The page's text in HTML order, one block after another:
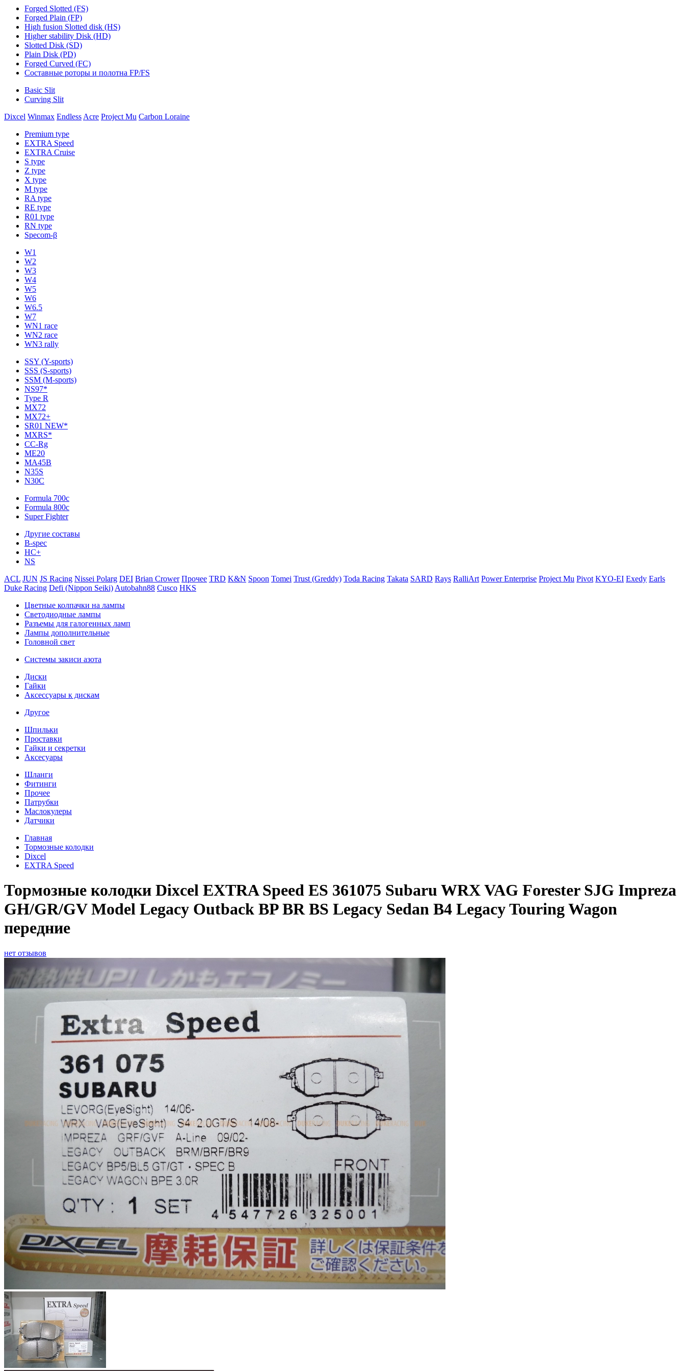
Forged Slotted (FS)
Forged Plain (FP)
High fusion Slotted disk (HS)
Higher stability Disk (HD)
Slotted Disk (SD)
Plain Disk (PD)
Forged Curved (FC)
Составные роторы и полотна FP/FS
Basic Slit
Curving Slit
Dixcel Winmax Endless Acre Project Mu Carbon Loraine
Premium type
EXTRA Speed
EXTRA Cruise
S type
Z type
X type
M type
RA type
RE type
R01 type
RN type
Specom-β
W1
W2
W3
W4
W5
W6
W6.5
W7
WN1 race
WN2 race
WN3 rally
SSY (Y-sports)
SSS (S-sports)
SSM (M-sports)
NS97*
Type R
MX72
MX72+
SR01 NEW*
MXRS*
CC-Rg
ME20
MA45B
N35S
N30C
Formula 700c
Formula 800c
Super Fighter
Другие составы
B-spec
HC+
NS
ACL JUN JS Racing Nissei Polarg DEI Brian Crower Прочее TRD K&N Spoon Tomei Trust (Greddy) Toda Racing Takata SARD Rays RalliArt Power Enterprise Project Mu Pivot KYO-EI Exedy Earls
Duke Racing Defi (Nippon Seiki) Autobahn88 Cusco HKS
Цветные колпачки на лампы
Светодиодные лампы
Разъемы для галогенных ламп
Лампы дополнительные
Головной свет
Системы закиси азота
Диски
Гайки
Аксессуары к дискам
Другое
Шпильки
Проставки
Гайки и секретки
Аксесуары
Шланги
Фитинги
Прочее
Патрубки
Маслокулеры
Датчики
Главная
Тормозные колодки
Dixcel
EXTRA Speed
Тормозные колодки Dixcel EXTRA Speed ES 361075 Subaru WRX VAG Forester SJG Impreza
GH/GR/GV Model Legacy Outback BP BR BS Legacy Sedan B4 Legacy Touring Wagon
передние
нет отзывов